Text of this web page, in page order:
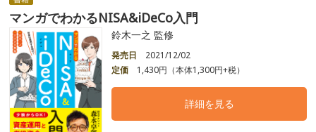
マンガでわかるNISA&iDeCo入門
鈴木一之 監修
発売日
2021/12/02
定価
1,430円（本体1,300円+税）
詳細を見る